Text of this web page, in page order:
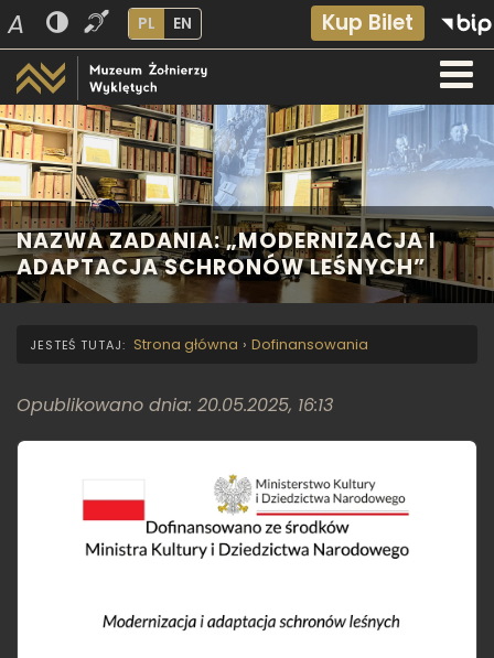
A PL EN Kup Bilet
NAZWA ZADANIA: „MODERNIZACJA I
ADAPTACJA SCHRONÓW LEŚNYCH”
Strona główna › Dofinansowania
Opublikowano dnia: 20.05.2025, 16:13